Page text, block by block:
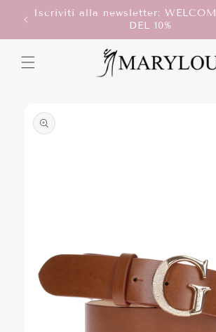
direttamente
Iscriviti alla newsletter:
DEL 10%
informazioni
sul prodotto